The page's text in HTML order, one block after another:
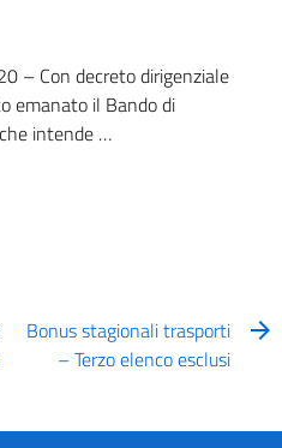
– Con decreto dirigenziale
emanato il Bando di
intende …
Bonus stagionali trasporti
– Terzo elenco esclusi